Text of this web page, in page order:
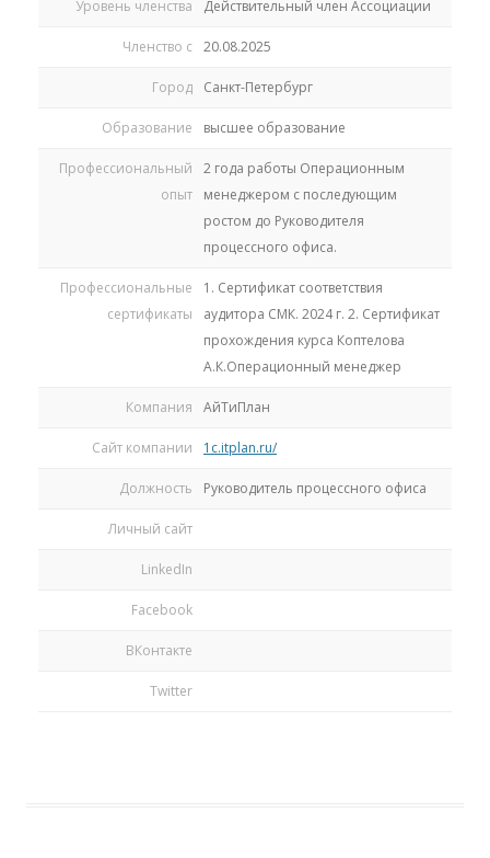
Уровень членства Действительный член Ассоциации
Членство с 20.08.2025
Город Санкт-Петербург
Образование высшее образование
Профессиональный
опыт
2 года работы Операционным
менеджером с последующим
ростом до Руководителя
процессного офиса.
Профессиональные
сертификаты
1. Сертификат соответствия
аудитора СМК. 2024 г. 2. Сертификат
прохождения курса Коптелова
А.К.Операционный менеджер
Компания АйТиПлан
Сайт компании 1c.itplan.ru/
Должность Руководитель процессного офиса
Личный сайт
LinkedIn
Facebook
ВКонтакте
Twitter